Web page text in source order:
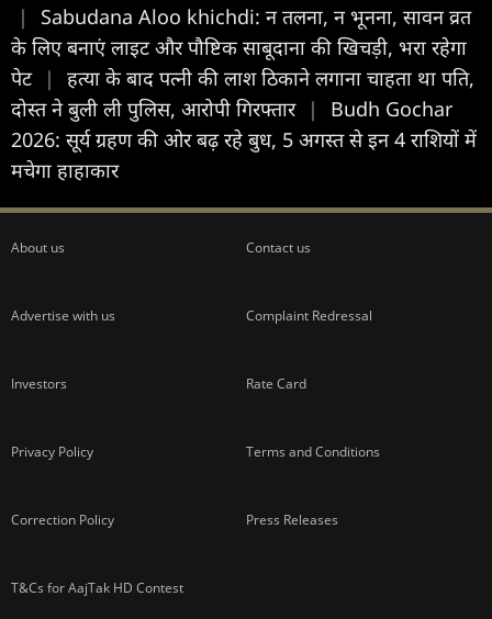
|
Sabudana Aloo khichdi: न तलना, न भूनना, सावन व्रत
के लिए बनाएं लाइट और पौष्टिक साबूदाना की खिचड़ी, भरा रहेगा
पेट |
हत्या के बाद पत्नी की लाश ठिकाने लगाना चाहता था पति,
दोस्त ने बुली ली पुलिस, आरोपी गिरफ्तार |
Budh Gochar
2026: सूर्य ग्रहण की ओर बढ़ रहे बुध, 5 अगस्त से इन 4 राशियों में
मचेगा हाहाकार
About us Contact us
Advertise with us Complaint Redressal
Investors Rate Card
Privacy Policy Terms and Conditions
Correction Policy Press Releases
T&Cs for AajTak HD Contest